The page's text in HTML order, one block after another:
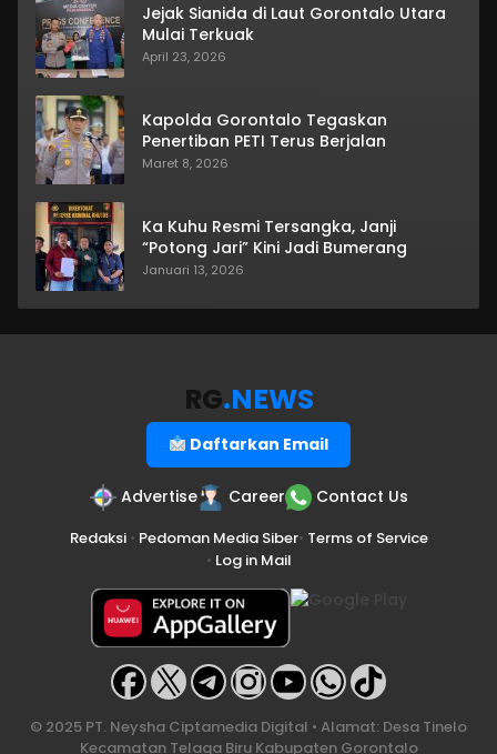
Jejak Sianida di Laut Gorontalo Utara
Mulai Terkuak
April 23, 2026
Kapolda Gorontalo Tegaskan
Penertiban PETI Terus Berjalan
Maret 8, 2026
Ka Kuhu Resmi Tersangka, Janji
“Potong Jari” Kini Jadi Bumerang
Januari 13, 2026
RG.NEWS
Daftarkan Email
Advertise Career Contact Us
Redaksi• Pedoman Media Siber• Terms of Service
• Log in Mail
© 2025 PT. Neysha Ciptamedia Digital • Alamat: Desa Tinelo
Kecamatan Telaga Biru Kabupaten Gorontalo